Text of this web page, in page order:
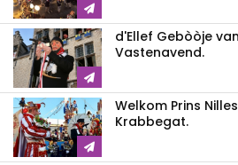
d'Ellef Gebòòje
Vastenavend.
Welkom Prins
Krabbegat.